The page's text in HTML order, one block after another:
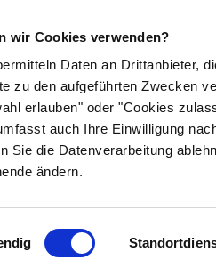
wir Cookies verwenden?
Daten an Drittanbieter,
zu den aufgeführten Zwecken
erlauben" oder "Cookies
auch Ihre Einwilligung
Sie die Datenverarbeitung
ändern.
Therapie Medikamente